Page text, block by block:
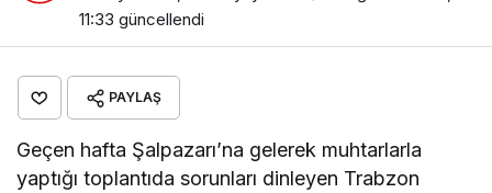
11:33 güncellendi
PAYLAŞ
Geçen hafta Şalpazarı’na gelerek muhtarlarla
yaptığı toplantıda sorunları dinleyen Trabzon